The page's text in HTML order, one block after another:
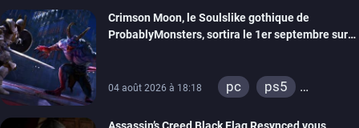
Crimson Moon, le Soulslike gothique de
ProbablyMonsters, sortira le 1er septembre sur
04 août 2026 à 18:18 pc
ps5
Assassin’s Creed Black Flag Resynced vous